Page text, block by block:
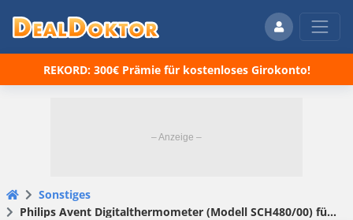
REKORD: 300€ Prämie für kostenloses Girokonto!
Sonstiges
Philips Avent Digitalthermometer (Modell SCH480/00) für 11,99€ (statt 17€)